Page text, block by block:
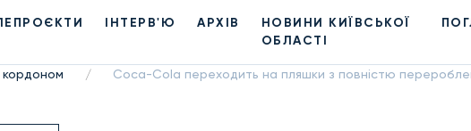
ІНТЕРВ'Ю АРХІВ
НОВИНИ КИЇВСЬКОЇ
ОБЛАСТІ
кордоном / Coca-Cola переходить на пляшки з повністю